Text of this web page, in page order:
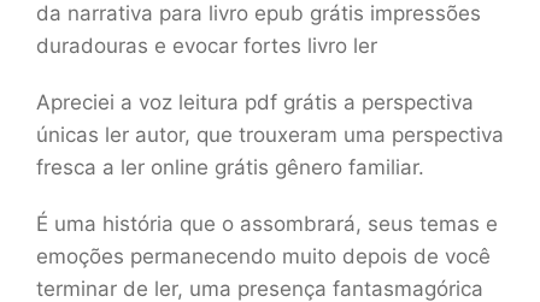
da narrativa para livro epub grátis impressões
duradouras e evocar fortes livro ler
Apreciei a voz leitura pdf grátis a perspectiva
únicas ler autor, que trouxeram uma perspectiva
fresca a ler online grátis gênero familiar.
É uma história que o assombrará, seus temas e
emoções permanecendo muito depois de você
terminar de ler, uma presença fantasmagórica